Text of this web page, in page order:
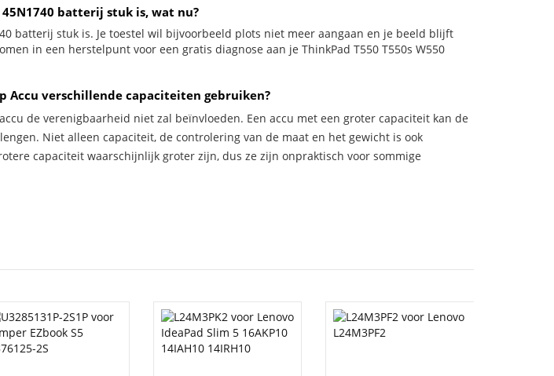
batterij stuk is, wat nu?
batterij stuk is. Je toestel wil bijvoorbeeld plots niet meer aangaan en je beeld blijft
in een herstelpunt voor een gratis diagnose aan je ThinkPad T550 T550s W550
Accu verschillende capaciteiten gebruiken?
de verenigbaarheid niet zal beïnvloeden. Een accu met een groter capaciteit kan de
Niet alleen capaciteit, de controlering van de maat en het gewicht is ook
capaciteit waarschijnlijk groter zijn, dus ze zijn onpraktisch voor sommige